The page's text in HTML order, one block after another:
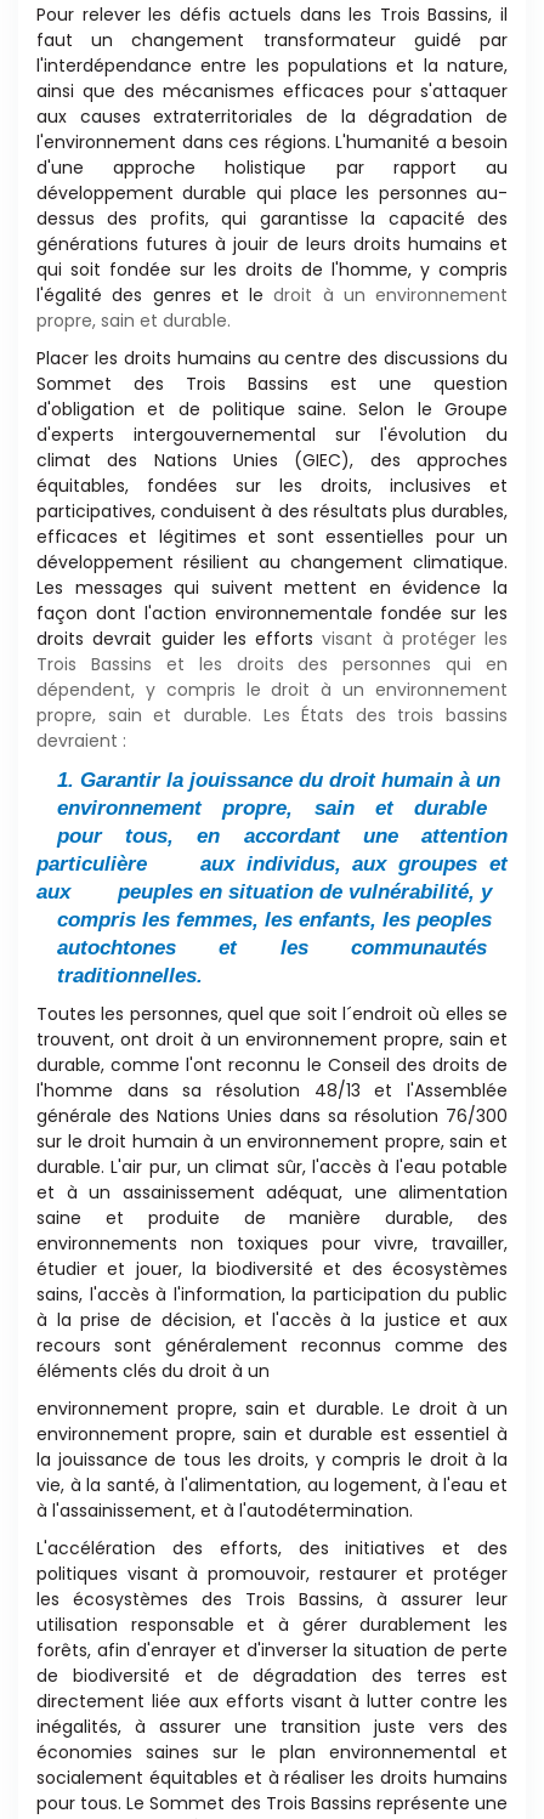
Pour relever les défis actuels dans les Trois Bassins, il
faut un changement transformateur guidé par
l'interdépendance entre les populations et la nature,
ainsi que des mécanismes efficaces pour s'attaquer
aux causes extraterritoriales de la dégradation de
l'environnement dans ces régions. L'humanité a besoin
d'une
approche holistique par rapport au
développement durable qui place les personnes au-
dessus des profits, qui garantisse la capacité des
générations futures à jouir de leurs droits humains et
qui soit fondée sur les droits de l'homme, y compris
l'égalité des genres et ledroit à un environnement
propre, sain et durable.
Placer les droits humains au centre des discussions du
Sommet des Trois Bassins est une question
d'obligation et de politique saine. Selon le Groupe
d'experts intergouvernemental
sur l'évolution du
climat des Nations
Unies (GIEC), des approches
équitables, fondées sur les
droits, inclusives et
participatives, conduisent à des résultats plus durables,
efficaces et légitimes et sont essentielles pour un
développement résilient au changement climatique.
Les messages qui suivent mettent en évidence la
façon dont l'action environnementale fondée sur les
droits devrait guider les effortsvisant à protéger les
Trois Bassins et les droits des personnes qui en
dépendent, y compris le droit à un environnement
propre, sain et durable. Les États des trois bassins
devraient :
1. Garantir la jouissance du droit humain à un
environnement propre, sain et durable
pour tous, en accordant une attention
particulière
aux individus, aux groupes et
aux
peuples en situation de vulnérabilité, y
compris les femmes, les enfants, les peoples
autochtones et les communautés
traditionnelles.
Toutes les personnes, quel que soit l´endroit où elles se
trouvent, ont droit à un environnement propre, sain et
durable, comme l'ont reconnu le Conseil des droits de
l'homme dans sa résolution 48/13 et l'Assemblée
générale des Nations Unies dans sa résolution 76/300
sur le droit humain à un environnement propre, sain et
durable. L'air pur, un climat sûr, l'accès à l'eau potable
et à un assainissement adéquat, une alimentation
saine
et produite de manière durable, des
environnements non toxiques pour vivre, travailler,
étudier et jouer, la biodiversité et des écosystèmes
sains, l'accès à l'information, la participation du public
à la prise de décision, et l'accès à la justice et aux
recours sont généralement reconnus comme des
éléments clés du droit à un
environnement propre, sain et durable. Le droit à un
environnement propre, sain et durable est essentiel à
la jouissance de tous les droits, y compris le droit à la
vie, à la santé, à l'alimentation, au logement, à l'eau et
à l'assainissement, et à l'autodétermination.
L'accélération des efforts, des initiatives et des
politiques visant à promouvoir, restaurer et protéger
les écosystèmes des Trois Bassins, à assurer leur
utilisation responsable et à gérer durablement les
forêts, afin d'enrayer et d'inverser la situation de perte
de biodiversité
et de dégradation des terres est
directement liée aux efforts visant à lutter contre les
inégalités, à assurer une
transition juste vers des
économies saines sur le plan environnemental et
socialement équitables et à réaliser les droits humains
pour tous. Le Sommet des Trois Bassins représente une